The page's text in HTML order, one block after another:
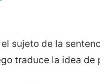
sujeto de la
traduce la idea de